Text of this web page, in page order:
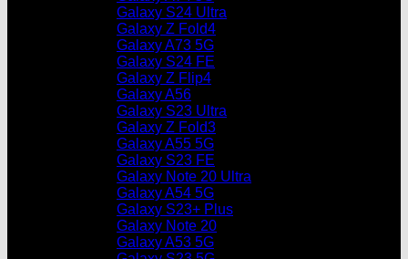
Galaxy S24 Ultra
Galaxy Z Fold4
Galaxy A73 5G
Galaxy S24 FE
Galaxy Z Flip4
Galaxy A56
Galaxy S23 Ultra
Galaxy Z Fold3
Galaxy A55 5G
Galaxy S23 FE
Galaxy Note 20 Ultra
Galaxy A54 5G
Galaxy S23+ Plus
Galaxy Note 20
Galaxy A53 5G